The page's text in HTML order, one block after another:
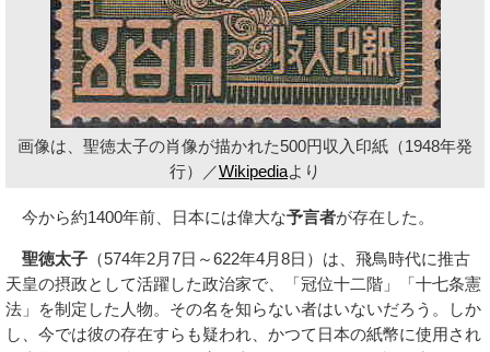
画像は、聖徳太子の肖像が描かれた500円収入印紙（1948年発
行）／Wikipediaより
今から約1400年前、日本には偉大な予言者が存在した。
聖徳太子 （574年2月7日～622年4月8日）は、飛鳥時代に推古
天皇の摂政として活躍した政治家で、「冠位十二階」「十七条憲
法」を制定した人物。その名を知らない者はいないだろう。しか
し、今では彼の存在すらも疑われ、かつて日本の紙幣に使用され